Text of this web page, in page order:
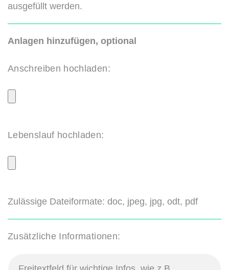
ausgefüllt werden.
Anlagen hinzufügen, optional
Anschreiben hochladen:
Lebenslauf hochladen:
Zulässige Dateiformate: doc, jpeg, jpg, odt, pdf
Zusätzliche Informationen: